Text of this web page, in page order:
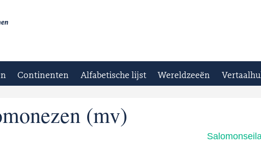
Continenten Alfabetische lijst Wereldzeeën
(mv)